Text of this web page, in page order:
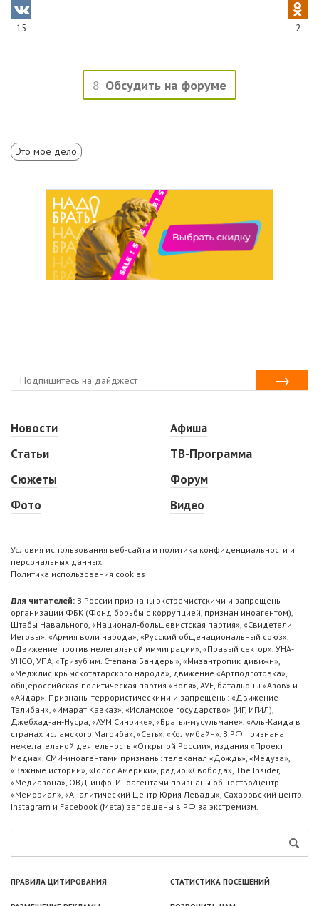
15 2
8 Обсудить на форуме
Это моё дело
Новости
Статьи
Сюжеты
Фото
Афиша
ТВ-Программа
Форум
Видео
Условия использования веб-сайта и политика конфиденциальности и
персональных данных
Политика использования cookies
Для читателей: В России признаны экстремистскими и запрещены
организации ФБК (Фонд борьбы с коррупцией, признан иноагентом),
Штабы Навального, «Национал-большевистская партия», «Свидетели
Иеговы», «Армия воли народа», «Русский общенациональный союз»,
«Движение против нелегальной иммиграции», «Правый сектор», УНА-
УНСО, УПА, «Тризуб им. Степана Бандеры», «Мизантропик дивижн»,
«Меджлис крымскотатарского народа», движение «Артподготовка»,
общероссийская политическая партия «Воля», АУЕ, батальоны «Азов» и
«Айдар». Признаны террористическими и запрещены: «Движение
Талибан», «Имарат Кавказ», «Исламское государство» (ИГ, ИГИЛ),
Джебхад-ан-Нусра, «АУМ Синрике», «Братья-мусульмане», «Аль-Каида в
странах исламского Магриба», «Сеть», «Колумбайн». В РФ признана
нежелательной деятельность «Открытой России», издания «Проект
Медиа». СМИ-иноагентами признаны: телеканал «Дождь», «Медуза»,
«Важные истории», «Голос Америки», радио «Свобода», The Insider,
«Медиазона», ОВД-инфо. Иноагентами признаны общество/центр
«Мемориал», «Аналитический Центр Юрия Левады», Сахаровский центр.
Instagram и Facebook (Metа) запрещены в РФ за экстремизм.
ПРАВИЛА ЦИТИРОВАНИЯ СТАТИСТИКА ПОСЕЩЕНИЙ